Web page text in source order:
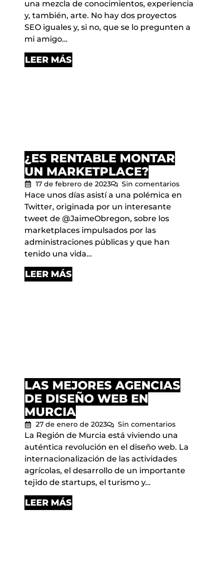
una mezcla de conocimientos, experiencia
y, también, arte. No hay dos proyectos
SEO iguales y, si no, que se lo pregunten a
mi amigo…
LEER MÁS
¿ES RENTABLE MONTAR
UN MARKETPLACE?
17 de febrero de 2023 Sin comentarios
Hace unos días asistí a una polémica en
Twitter, originada por un interesante
tweet de @JaimeObregon, sobre los
marketplaces impulsados por las
administraciones públicas y que han
tenido una vida…
LEER MÁS
LAS MEJORES AGENCIAS
DE DISEÑO WEB EN
MURCIA
27 de enero de 2023 Sin comentarios
La Región de Murcia está viviendo una
auténtica revolución en el diseño web. La
internacionalización de las actividades
agrícolas, el desarrollo de un importante
tejido de startups, el turismo y…
LEER MÁS